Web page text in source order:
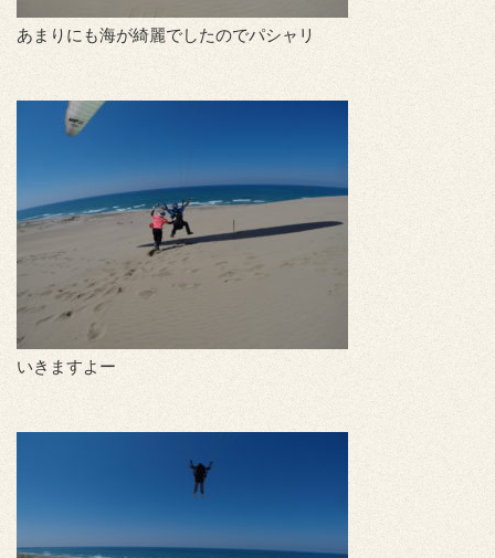
あまりにも海が綺麗でしたのでパシャリ
いきますよー